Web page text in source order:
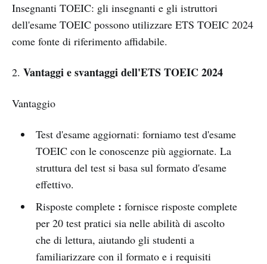
Insegnanti TOEIC: gli insegnanti e gli istruttori
dell'esame TOEIC possono utilizzare ETS TOEIC 2024
come fonte di riferimento affidabile.
2. Vantaggi e svantaggi dell'ETS TOEIC 2024
Vantaggio
Test d'esame aggiornati: forniamo test d'esame
TOEIC con le conoscenze più aggiornate. La
struttura del test si basa sul formato d'esame
effettivo.
Risposte complete : fornisce risposte complete
per 20 test pratici sia nelle abilità di ascolto
che di lettura, aiutando gli studenti a
familiarizzare con il formato e i requisiti